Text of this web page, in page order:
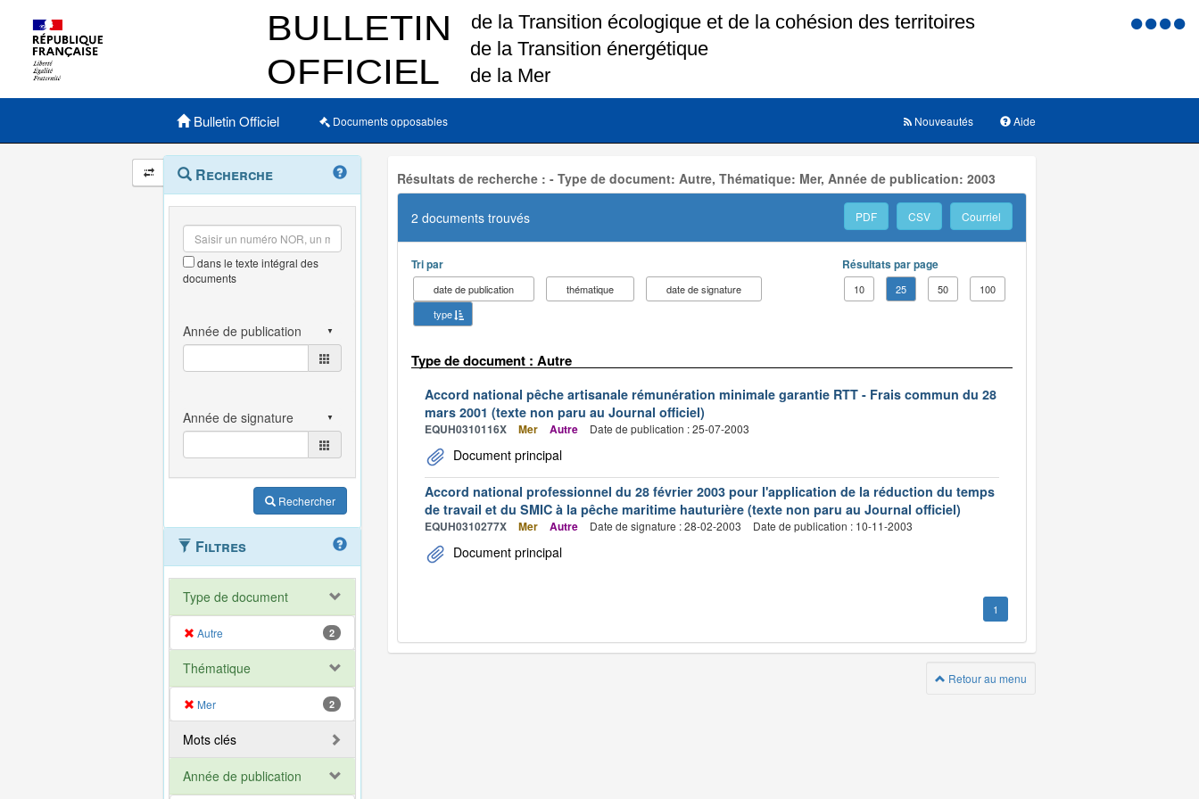
Menu
Menu principal
Bulletin Officiel Documents opposables Aide
Nouveautés
Navigation
et
outils
annexes
Menu
contextuel
Recherche
dans le texte intégral des
documents
Rechercher
Filtres
Type de document
Autre 2
Thématique
Mer 2
Mots clés
Année de publication
Résultats de recherche : - Type de document: Autre, Thématique: Mer, Année de publication: 2003
2 documents trouvés PDF CSV Courriel
Tri par
date de publication thématique
date de signature
type
Résultats par page
10 25 50 100
Type de document : Autre
Accord national pêche artisanale rémunération minimale garantie RTT - Frais commun du 28
mars 2001 (texte non paru au Journal officiel)
EQUH0310116X Mer Autre Date de publication : 25-07-2003
Document principal
Accord national professionnel du 28 février 2003 pour l'application de la réduction du temps
de travail et du SMIC à la pêche maritime hauturière (texte non paru au Journal officiel)
EQUH0310277X Mer Autre Date de signature : 28-02-2003 Date de publication : 10-11-2003
Document principal
1
Retour au menu